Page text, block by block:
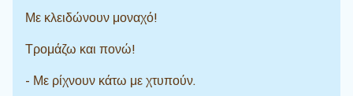
Με κλειδώνουν μοναχό!
Τρομάζω και πονώ!
- Με ρίχνουν κάτω με χτυπούν.